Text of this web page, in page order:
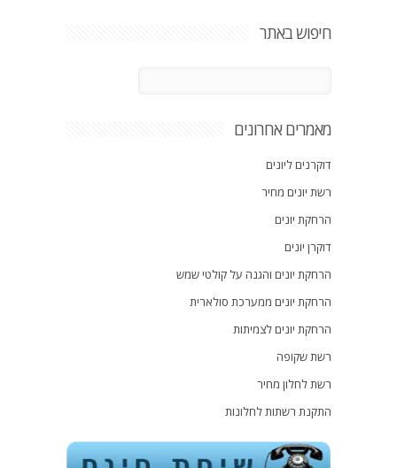
חיפוש באתר
מאמרים אחרונים
דוקרנים ליונים
רשת יונים מחיר
הרחקת יונים
דוקרן יונים
הרחקת יונים והגנה על קולטי שמש
הרחקת יונים ממערכת סולארית
הרחקת יונים לצמיתות
רשת שקופה
רשת לחלון מחיר
התקנת רשתות לחלונות